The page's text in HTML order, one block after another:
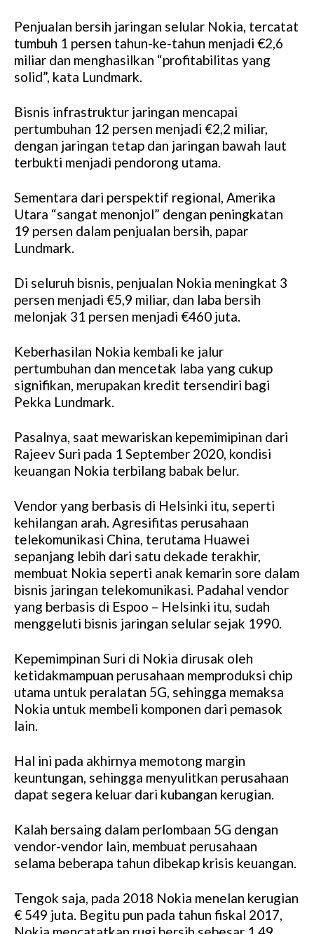
Penjualan bersih jaringan selular Nokia, tercatat
tumbuh 1 persen tahun-ke-tahun menjadi €2,6
miliar dan menghasilkan “profitabilitas yang
solid”, kata Lundmark.
Bisnis infrastruktur jaringan mencapai
pertumbuhan 12 persen menjadi €2,2 miliar,
dengan jaringan tetap dan jaringan bawah laut
terbukti menjadi pendorong utama.
Sementara dari perspektif regional, Amerika
Utara “sangat menonjol” dengan peningkatan
19 persen dalam penjualan bersih, papar
Lundmark.
Di seluruh bisnis, penjualan Nokia meningkat 3
persen menjadi €5,9 miliar, dan laba bersih
melonjak 31 persen menjadi €460 juta.
Keberhasilan Nokia kembali ke jalur
pertumbuhan dan mencetak laba yang cukup
signifikan, merupakan kredit tersendiri bagi
Pekka Lundmark.
Pasalnya, saat mewariskan kepemimipinan dari
Rajeev Suri pada 1 September 2020, kondisi
keuangan Nokia terbilang babak belur.
Vendor yang berbasis di Helsinki itu, seperti
kehilangan arah. Agresifitas perusahaan
telekomunikasi China, terutama Huawei
sepanjang lebih dari satu dekade terakhir,
membuat Nokia seperti anak kemarin sore dalam
bisnis jaringan telekomunikasi. Padahal vendor
yang berbasis di Espoo – Helsinki itu, sudah
menggeluti bisnis jaringan selular sejak 1990.
Kepemimpinan Suri di Nokia dirusak oleh
ketidakmampuan perusahaan memproduksi chip
utama untuk peralatan 5G, sehingga memaksa
Nokia untuk membeli komponen dari pemasok
lain.
Hal ini pada akhirnya memotong margin
keuntungan, sehingga menyulitkan perusahaan
dapat segera keluar dari kubangan kerugian.
Kalah bersaing dalam perlombaan 5G dengan
vendor-vendor lain, membuat perusahaan
selama beberapa tahun dibekap krisis keuangan.
Tengok saja, pada 2018 Nokia menelan kerugian
€ 549 juta. Begitu pun pada tahun fiskal 2017,